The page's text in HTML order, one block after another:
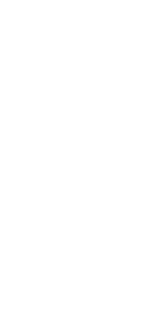
Pulsa